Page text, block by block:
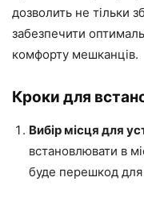
дозволить не тільки
забезпечити
комфорту мешканців.
Кроки для
Вибір місця для
встановлювати в
буде перешкод